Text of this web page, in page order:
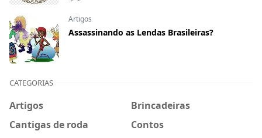
Artigos
Assassinando as Lendas Brasileiras?
CATEGORIAS
Artigos
Brincadeiras
Cantigas de roda
Contos